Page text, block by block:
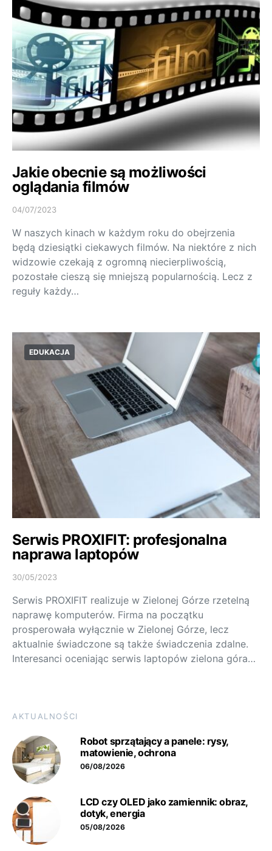
Jakie obecnie są możliwości
oglądania filmów
04/07/2023
W naszych kinach w każdym roku do obejrzenia
będą dziesiątki ciekawych filmów. Na niektóre z nich
widzowie czekają z ogromną niecierpliwością,
pozostałe cieszą się mniejszą popularnością. Lecz z
reguły każdy…
EDUKACJA
Serwis PROXIFIT: profesjonalna
naprawa laptopów
30/05/2023
Serwis PROXIFIT realizuje w Zielonej Górze rzetelną
naprawę komputerów. Firma na początku
prosperowała wyłącznie w Zielonej Górze, lecz
aktualnie świadczone są także świadczenia zdalne.
Interesanci oceniając serwis laptopów zielona góra…
AKTUALNOŚCI
Robot sprzątający a panele: rysy,
matowienie, ochrona
06/08/2026
LCD czy OLED jako zamiennik: obraz,
dotyk, energia
05/08/2026